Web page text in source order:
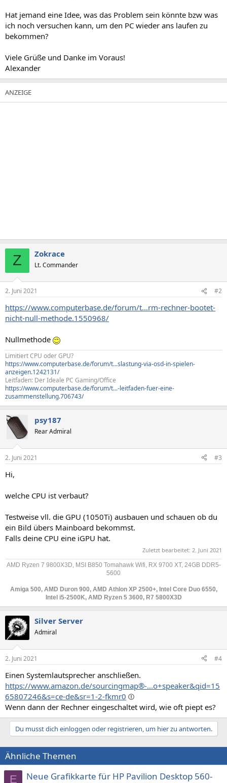
Hat jemand eine Idee, was das Problem sein könnte bzw was
ich noch versuchen kann, um den PC wieder ans laufen zu
bekommen?
Viele Grüße und Danke im Voraus!
Alexander
Z Zokrace
Lt. Commander
2. Juni 2021 #2
https://www.computerbase.de/forum/t...rm-rechner-bootet-
nicht-null-methode.1550968/
Nullmethode
Limitiert CPU oder GPU?
https://www.computerbase.de/forum/t...slastung-via-osd-in-spielen-
anzeigen.1242131/
Leitfaden: Der Ideale PC Gaming/Office
https://www.computerbase.de/forum/t...-leitfaden-fuer-eine-
zusammenstellung.706743/
psy187
Rear Admiral
2. Juni 2021 #3
Hi,
welche CPU ist verbaut?
Testweise vll. die GPU (1050Ti) ausbauen und schauen ob du
ein Bild übers Mainboard bekommst.
Falls deine CPU eine iGPU hat.
Zuletzt bearbeitet: 2. Juni 2021
AMD Ryzen 7 9800X3D, MSI B850 Tomahawk Wifi, RX 9700 XT, 24GB DDR5-
5600
Amiga 500, AMD Duron 900, AMD Athlon XP 2500+, Intel Core Duo 6550,
Intel i5-2500K, AMD Ryzen 5 3600, R7 5800X3D
Silver Server
Admiral
2. Juni 2021 #4
Einen Systemlautsprecher anschließen.
https://www.amazon.de/sourcingmap®-...o+speaker&qid=15
65807246&s=ce-de&sr=1-2-fkmr0
Wenn dann der Rechner eingeschaltet wird, wie oft piept es?
Du musst dich einloggen oder registrieren, um hier zu antworten.
Ähnliche Themen
E
Neue Grafikkarte für HP Pavilion Desktop 560-